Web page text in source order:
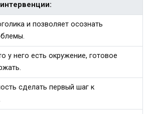
и позволяет осознать
у него есть окружение, готовое
сделать первый шаг к